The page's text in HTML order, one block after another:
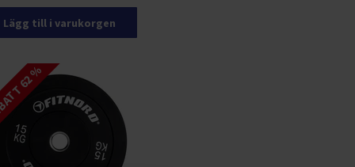
Lägg till i varukorgen
62 %